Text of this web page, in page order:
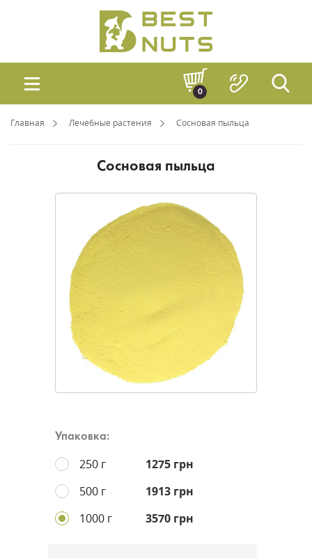
0
Главная Лечебные растения Сосновая пыльца
Сосновая пыльца
Упаковка:
250 г
1275 грн
500 г
1913 грн
1000 г
3570 грн